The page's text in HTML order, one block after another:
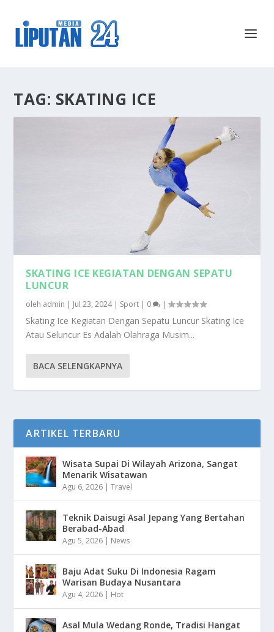
TAG: SKATING ICE
SKATING ICE KEGIATAN DENGAN SEPATU
LUNCUR
oleh admin | Jul 23, 2024| Sport | 0 |
Skating Ice Kegiatan Dengan Sepatu Luncur Skating Ice
Atau Seluncur Es Adalah Olahraga Musim...
BACA SELENGKAPNYA
ARTIKEL TERBARU
Wisata Supai Di Wilayah Arizona, Sangat
Menarik Wisatawan
Agu 6, 2026 |Travel
Teknik Daisugi Asal Jepang Yang Bertahan
Berabad-Abad
Agu 5, 2026 | News
Baju Adat Suku Di Indonesia Ragam
Warisan Budaya Nusantara
Agu 4, 2026 | Hot
Asal Mula Wedang Ronde, Tradisi Hangat